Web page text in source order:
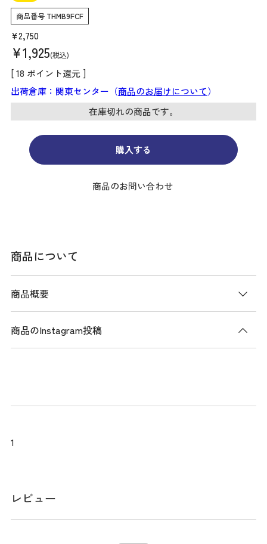
商品番号 THMB9FCF
¥2,750
¥1,925 税込
[18 ポイント還元 ]
出荷倉庫：関東センター（商品のお届けについて）
在庫切れの商品です。
購入する
商品のお問い合わせ
商品について
商品概要
商品説明
スペック
サイズ
生産国
日本
商品のInstagram投稿
1
レビュー